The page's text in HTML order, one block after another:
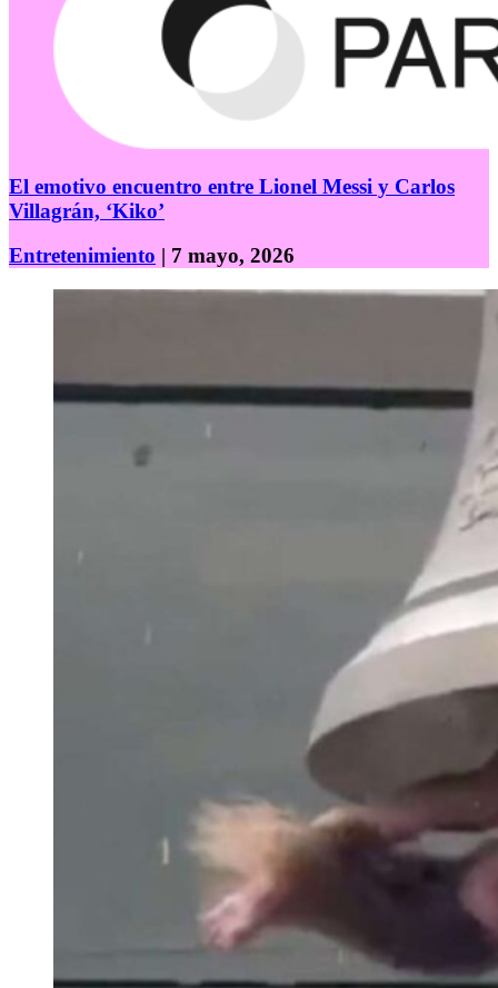
El emotivo encuentro entre Lionel Messi y Carlos
Villagrán, ‘Kiko’
Entretenimiento | 7 mayo, 2026